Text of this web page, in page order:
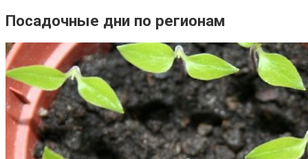
Посадочные дни по регионам